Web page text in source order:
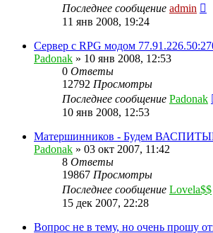
Последнее сообщение admin
11 янв 2008, 19:24
Сервер с RPG модом
Padonak » 10 янв 2008, 12:53
0 Ответы
12792 Просмотры
Последнее сообщение Padonak
10 янв 2008, 12:53
Матершинников - Будем
Padonak » 03 окт 2007, 11:42
8 Ответы
19867 Просмотры
Последнее сообщение Lovela$$
15 дек 2007, 22:28
Вопрос не в тему, но очень прошу